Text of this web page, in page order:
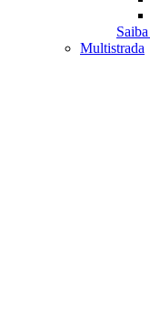
Multistrada